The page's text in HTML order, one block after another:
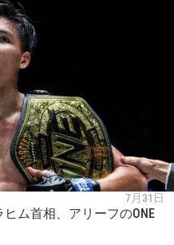
7月31日
ム首相、アリーフのONE